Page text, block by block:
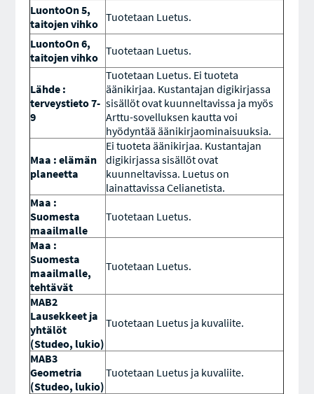
LuontoOn 5,
taitojen vihko Tuotetaan Luetus.
LuontoOn 6,
taitojen vihko Tuotetaan Luetus.
Lähde :
terveystieto 7-
9
Tuotetaan Luetus. Ei tuoteta
äänikirjaa. Kustantajan digikirjassa
sisällöt ovat kuunneltavissa ja myös
Arttu-sovelluksen kautta voi
hyödyntää äänikirjaominaisuuksia.
Maa : elämän
planeetta
Ei tuoteta äänikirjaa. Kustantajan
digikirjassa sisällöt ovat
kuunneltavissa. Luetus on
lainattavissa Celianetista.
Maa :
Suomesta
maailmalle
Tuotetaan Luetus.
Maa :
Suomesta
maailmalle,
tehtävät
Tuotetaan Luetus.
MAB2
Lausekkeet ja
yhtälöt
(Studeo, lukio)
Tuotetaan Luetus ja kuvaliite.
MAB3
Geometria
(Studeo, lukio)
Tuotetaan Luetus ja kuvaliite.